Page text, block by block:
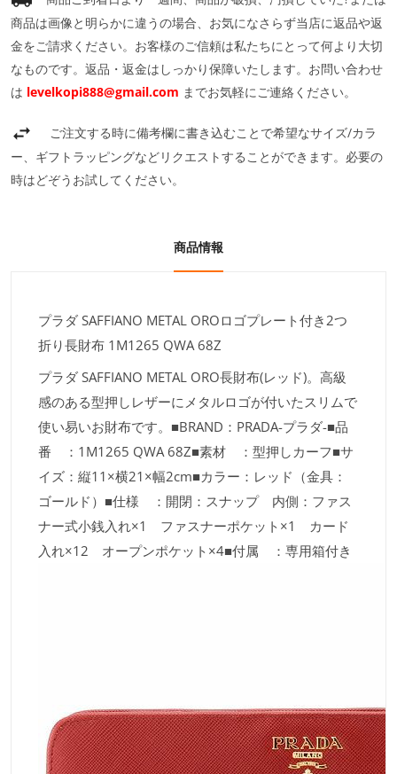
商品は画像と明らかに違うの場合、お気になさらず当店に返品や返
金をご請求ください。お客様のご信頼は私たちにとって何より大切
なものです。返品・返金はしっかり保障いたします。お問い合わせ
は levelkopi888@gmail.com までお気軽にご連絡ください。
ご注文する時に備考欄に書き込むことで希望なサイズ/カラ
ー、ギフトラッピングなどリクエストすることができます。必要の
時はどぞうお試してください。
商品情報
プラダ SAFFIANO METAL OROロゴプレート付き2つ
折り長財布 1M1265 QWA 68Z
プラダ SAFFIANO METAL ORO長財布(レッド)。高級
感のある型押しレザーにメタルロゴが付いたスリムで
使い易いお財布です。■BRAND：PRADA-プラダ-■品
番 ：1M1265 QWA 68Z■素材 ：型押しカーフ■サ
イズ：縦11×横21×幅2cm■カラー：レッド（金具：
ゴールド）■仕様 ：開閉：スナップ 内側：ファス
ナー式小銭入れ×1 ファスナーポケット×1 カード
入れ×12 オープンポケット×4■付属 ：専用箱付き